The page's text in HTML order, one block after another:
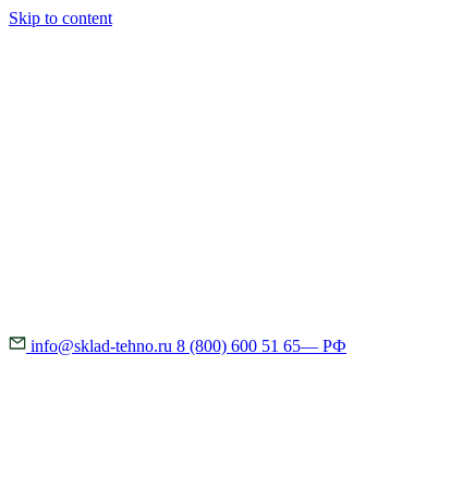
Skip to content
info@sklad-tehno.ru 8 (800) 600 51 65— РФ